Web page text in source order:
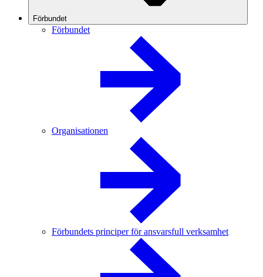
Förbundet
Förbundet
Organisationen
Förbundets principer för ansvarsfull verksamhet